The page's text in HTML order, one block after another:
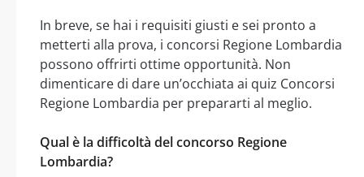
In breve, se hai i requisiti giusti e sei pronto a
metterti alla prova, i concorsi Regione Lombardia
possono offrirti ottime opportunità. Non
dimenticare di dare un’occhiata ai quiz Concorsi
Regione Lombardia per prepararti al meglio.
Qual è la difficoltà del concorso Regione
Lombardia?